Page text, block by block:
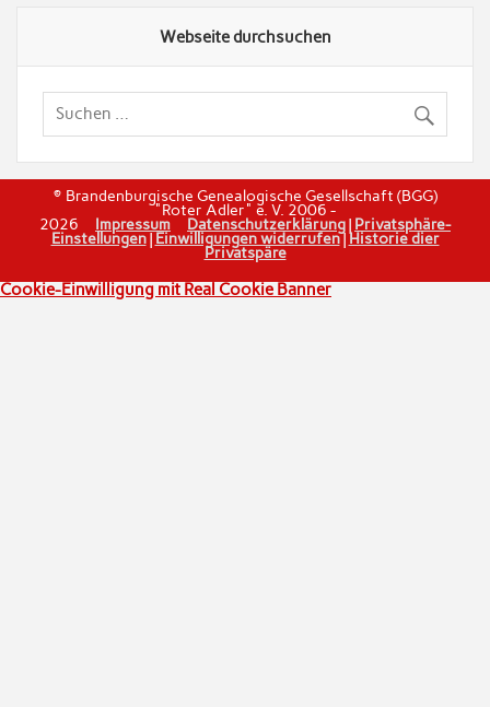
Webseite durchsuchen
© Brandenburgische Genealogische Gesellschaft (BGG)
"Roter Adler" e. V. 2006 -
2026 Impressum Datenschutzerklärung| Privatsphäre-
Einstellungen| Einwilligungen widerrufen|Historie dier
Privatspäre
Cookie-Einwilligung mit Real Cookie Banner